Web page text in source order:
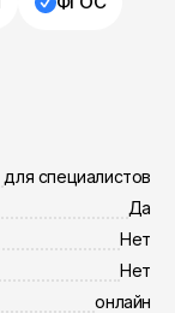
для специалистов
Да
Нет
Нет
онлайн